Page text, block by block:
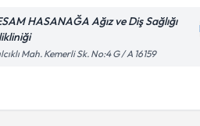
HASANAĞA Ağız ve Diş Sağlığı
Mah. Kemerli Sk. No:4 G / A 16159